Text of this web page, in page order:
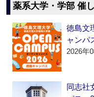
薬系大学・学部 催
徳島文
ャン
2026年
同志社